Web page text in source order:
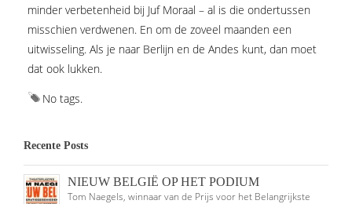
minder verbetenheid bij Juf Moraal – al is die ondertussen
misschien verdwenen. En om de zoveel maanden een
uitwisseling. Als je naar Berlijn en de Andes kunt, dan moet
dat ook lukken.
No tags.
Recente Posts
NIEUW BELGIË OP HET PODIUM
Tom Naegels, winnaar van de Prijs voor het Belangrijkste